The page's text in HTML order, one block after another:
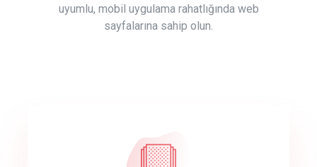
uyumlu, mobil uygulama rahatlığında web
sayfalarına sahip olun.